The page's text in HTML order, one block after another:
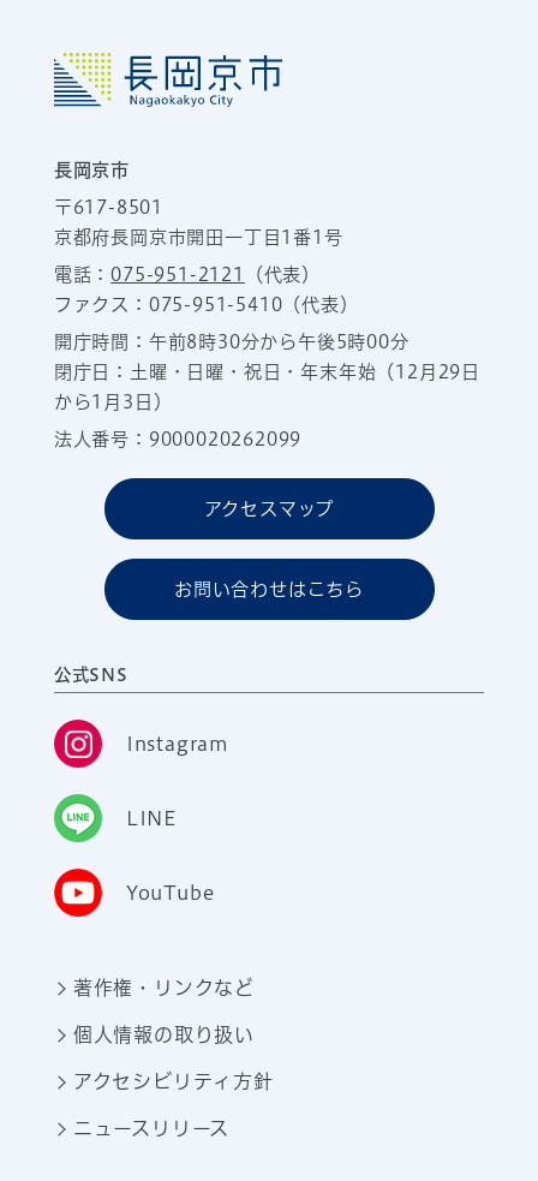
長岡京市
〒617-8501
京都府長岡京市開田一丁目1番1号
電話：075-951-2121
（代表）
ファクス：075-951-5410（代表）
開庁時間：午前8時30分から午後5時00分
閉庁日：土曜・日曜・祝日・年末年始（12月29日
から1月3日）
法人番号：9000020262099
アクセスマップ
お問い合わせはこちら
公式SNS
Instagram
LINE
YouTube
著作権・リンクなど
個人情報の取り扱い
アクセシビリティ方針
ニュースリリース